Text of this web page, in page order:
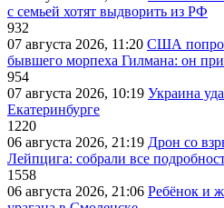
с семьей хотят выдворить из РФ
932
07 августа 2026, 11:20 США
бывшего морпеха Гилмана: он
954
07 августа 2026, 10:19 Украина
Екатеринбурге
1220
06 августа 2026, 21:19 Дрон со
Лейпцига: собрали все
1558
06 августа 2026, 21:06 Ребёнок и